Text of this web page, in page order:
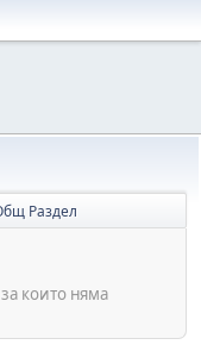
Раздел
които няма